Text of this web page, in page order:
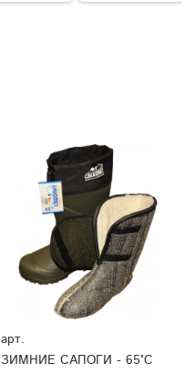
арт.
ЗИМНИЕ САПОГИ - 65°C